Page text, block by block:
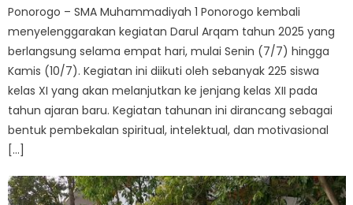
Ponorogo – SMA Muhammadiyah 1 Ponorogo kembali
menyelenggarakan kegiatan Darul Arqam tahun 2025 yang
berlangsung selama empat hari, mulai Senin (7/7) hingga
Kamis (10/7). Kegiatan ini diikuti oleh sebanyak 225 siswa
kelas XI yang akan melanjutkan ke jenjang kelas XII pada
tahun ajaran baru. Kegiatan tahunan ini dirancang sebagai
bentuk pembekalan spiritual, intelektual, dan motivasional
[…]